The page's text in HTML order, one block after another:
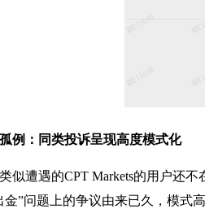
例：同类投诉呈现高度模式化
似遭遇的CPT Markets的用户还
金”问题上的争议由来已久，模式